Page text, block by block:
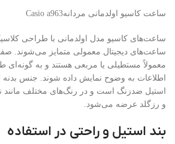
ساعت کاسیو اولدمانی مردانهCasio a963
ساعت‌های کاسیو مدل اولدمانی با طراحی
ساعت‌های دیجیتال معمولی متمایز می‌شوند.
معمولاً مستطیلی یا مربعی هستند و به گونه‌ای
اطلاعات به وضوح نمایش داده شوند. جنس بدنه
استیل ضدزنگ است و در رنگ‌های مختلف مانند
و رزگلد عرضه می‌شود.
بند استیل و راحتی در استفاده